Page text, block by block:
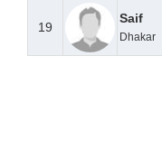
19
Saif
Dhakar